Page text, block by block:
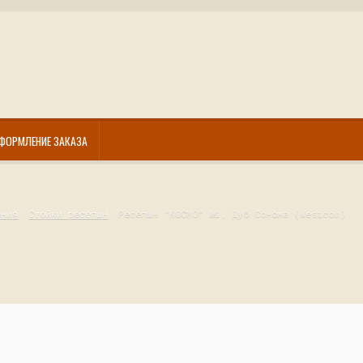
ЗАКАЗА
Стойки ресепшн Ресепшн "КОСМО" №1, Дуб Сонома (Westcom)